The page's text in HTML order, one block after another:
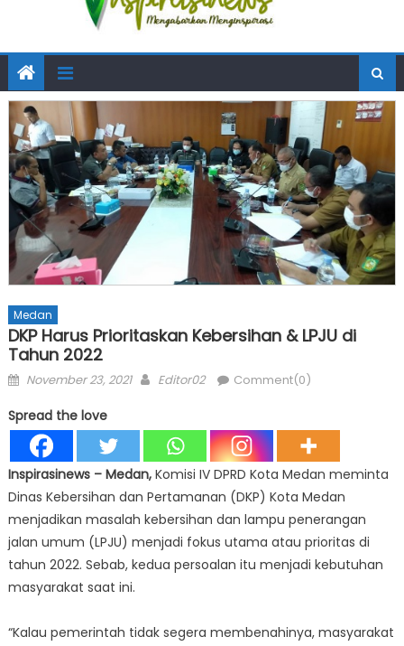
Medan
DKP Harus Prioritaskan Kebersihan & LPJU di
Tahun 2022
Posted
November 23, 2021 Author
Editor02 Comment(0)
Spread the love
Inspirasinews – Medan, Komisi IV DPRD Kota Medan meminta
Dinas Kebersihan dan Pertamanan (DKP) Kota Medan
menjadikan masalah kebersihan dan lampu penerangan
jalan umum (LPJU) menjadi fokus utama atau prioritas di
tahun 2022. Sebab, kedua persoalan itu menjadi kebutuhan
masyarakat saat ini.
“Kalau pemerintah tidak segera membenahinya, masyarakat